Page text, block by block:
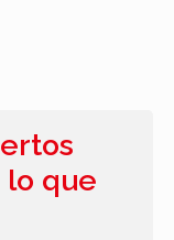
trasera o
lo que